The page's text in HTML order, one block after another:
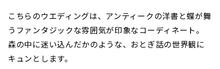
こちらのウエディングは、アンティークの洋書と蝶が舞
うファンタジックな雰囲気が印象なコーディネート。
森の中に迷い込んだかのような、おとぎ話の世界観に
キュンとします。